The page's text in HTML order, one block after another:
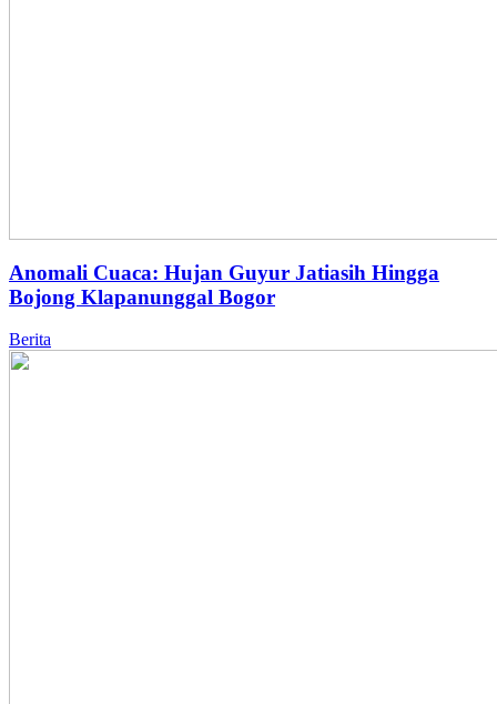
Anomali Cuaca: Hujan Guyur Jatiasih Hingga
Bojong Klapanunggal Bogor
Berita